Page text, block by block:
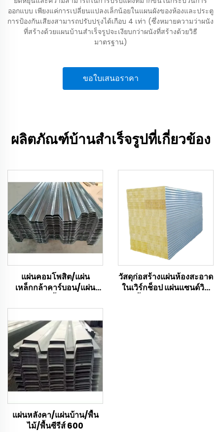
ออกแบบ เพียงแค่การเปลี่ยนแปลงเล็กน้อยในแผนผังของห้องและประตู
การป้องกันเสียงสามารถปรับปรุงได้เกือบ 4 เท่า (ซึ่งหมายความว่าผนัง
ที่สร้างด้วยแผนบ้านสำเร็จรูปจะเงียบกว่าผนังที่สร้างด้วยวิธี
มาตรฐาน)
ขอใบเสนอราคา
ผลิตภัณฑ์บ้านสำเร็จรูปที่เกี่ยวข้อง
แผ่นคอมโพสิต/แผ่น
เหล็กกล้าคาร์บอน/แผ่น
วัสดุก่อสร้างแผ่นห้องสะอาด
ในเวิร์กช็อป แผ่นแซนด์วิช
แผ่นหลังคา/แผ่นบ้าน/พื้น
ไม้/พื้นซีรีส์ 600